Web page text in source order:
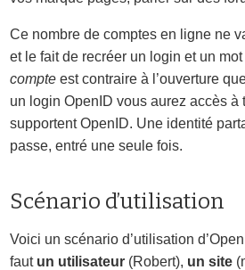
Ce nombre de comptes en ligne ne
et le fait de recréer un login et un
compte est contraire à l’ouverture
un login OpenID vous aurez accès à
supportent OpenID. Une identité
passe, entré une seule fois.
Scénario d’utilisation
Voici un scénario d’utilisation
faut un utilisateur (Robert), un site